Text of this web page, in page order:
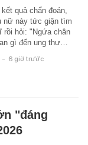
quả chẩn đoán,
nữ này tức giận tìm
rồi hỏi: "Ngứa chân
gì đến ung thư…
- 6 giờ trước
"đáng